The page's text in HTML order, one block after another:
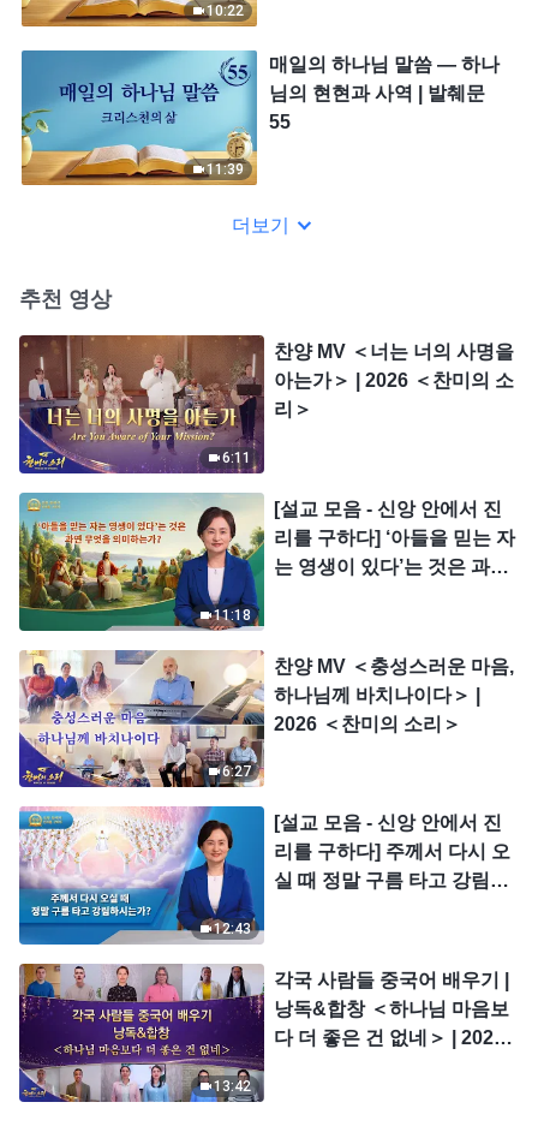
10:22
11:39
매일의 하나님 말씀 ― 하나
님의 현현과 사역 | 발췌문
55
더보기
추천 영상
6:11
찬양 MV ＜너는 너의 사명을
아는가＞ | 2026 ＜찬미의 소
리＞
11:18
[설교 모음 - 신앙 안에서 진
리를 구하다] ‘아들을 믿는 자
는 영생이 있다’는 것은 과연
6:27
찬양 MV ＜충성스러운 마음,
하나님께 바치나이다＞ |
2026 ＜찬미의 소리＞
12:43
[설교 모음 - 신앙 안에서 진
리를 구하다] 주께서 다시 오
실 때 정말 구름 타고 강림하
13:42
각국 사람들 중국어 배우기 |
낭독&합창 ＜하나님 마음보
다 더 좋은 건 없네＞ | 2026